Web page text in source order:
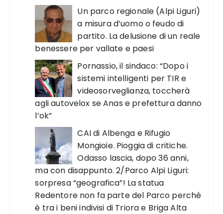
Un parco regionale (Alpi Liguri)
a misura d’uomo o feudo di
partito. La delusione di un reale
benessere per vallate e paesi
Pornassio, il sindaco: “Dopo i
sistemi intelligenti per TIR e
videosorveglianza, toccherà
agli autovelox se Anas e prefettura danno
l’ok”
CAI di Albenga e Rifugio
Mongioie. Pioggia di critiche.
Odasso lascia, dopo 36 anni,
ma con disappunto. 2/Parco Alpi Liguri:
sorpresa “geografica”! La statua
Redentore non fa parte del Parco perché
è tra i beni indivisi di Triora e Briga Alta